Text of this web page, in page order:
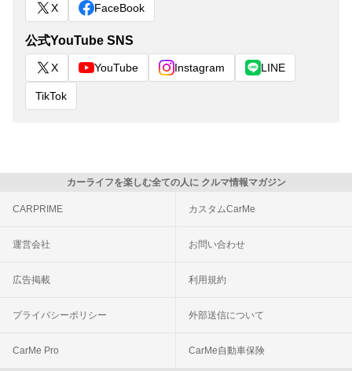
X FaceBook
公式YouTube SNS
X YouTube Instagram LINE
TikTok
カーライフを楽しむ全ての人に クルマ情報マガジン
CARPRIME カスタムCarMe
運営会社 お問い合わせ
広告掲載 利用規約
プライバシーポリシー 外部送信について
CarMe Pro CarMe自動車保険